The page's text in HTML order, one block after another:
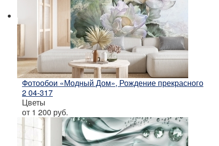
Фотообои «Модный Дом», Рождение прекрасного
2 04-317
Цветы
от 1 200 руб.